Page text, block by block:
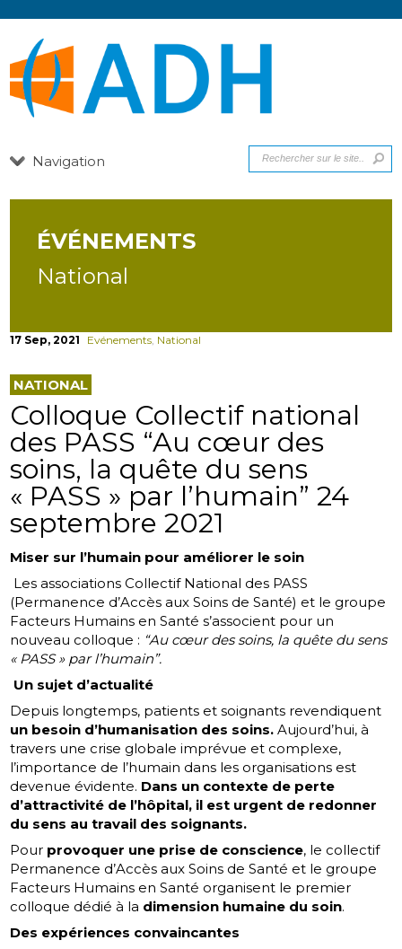
Navigation
ÉVÉNEMENTS
National
17 Sep, 2021 Evénements, National
NATIONAL
Colloque Collectif national
des PASS “Au cœur des
soins, la quête du sens
« PASS » par l’humain” 24
septembre 2021
Miser sur l’humain pour améliorer le soin
Les associations Collectif National des PASS
(Permanence d’Accès aux Soins de Santé) et le groupe
Facteurs Humains en Santé s’associent pour un
nouveau colloque : “Au cœur des soins, la quête du sens
« PASS » par l’humain”.
Un sujet d’actualité
Depuis longtemps, patients et soignants revendiquent
un besoin d’humanisation des soins. Aujourd’hui, à
travers une crise globale imprévue et complexe,
l’importance de l’humain dans les organisations est
devenue évidente. Dans un contexte de perte
d’attractivité de l’hôpital, il est urgent de redonner
du sens au travail des soignants.
Pour provoquer une prise de conscience, le collectif
Permanence d’Accès aux Soins de Santé et le groupe
Facteurs Humains en Santé organisent le premier
colloque dédié à la dimension humaine du soin.
Des expériences convaincantes